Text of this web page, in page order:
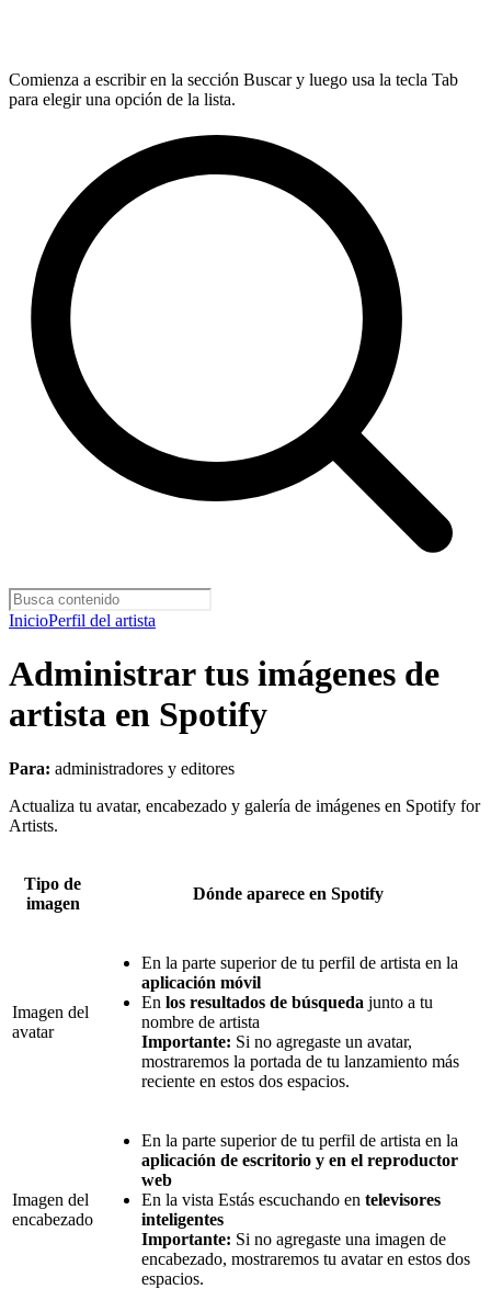
Comienza a escribir en la sección Buscar y luego usa la tecla Tab
para elegir una opción de la lista.
InicioPerfil del artista
Administrar tus imágenes de
artista en Spotify
Para: administradores y editores
Actualiza tu avatar, encabezado y galería de imágenes en Spotify for
Artists.
Tipo de
imagen
Dónde aparece en Spotify
Imagen del
avatar
En la parte superior de tu perfil de artista en la
aplicación móvil
En los resultados de búsqueda junto a tu
nombre de artista
Importante: Si no agregaste un avatar,
mostraremos la portada de tu lanzamiento más
reciente en estos dos espacios.
Imagen del
encabezado
En la parte superior de tu perfil de artista en la
aplicación de escritorio y en el reproductor
web
En la vista Estás escuchando en televisores
inteligentes
Importante: Si no agregaste una imagen de
encabezado, mostraremos tu avatar en estos dos
espacios.